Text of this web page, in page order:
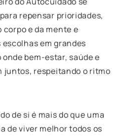
repensar prioridades,
e da mente e
em grandes
bem-estar, saúde e
juntos, respeitando o ritmo
de si é mais do que uma
de viver melhor todos os